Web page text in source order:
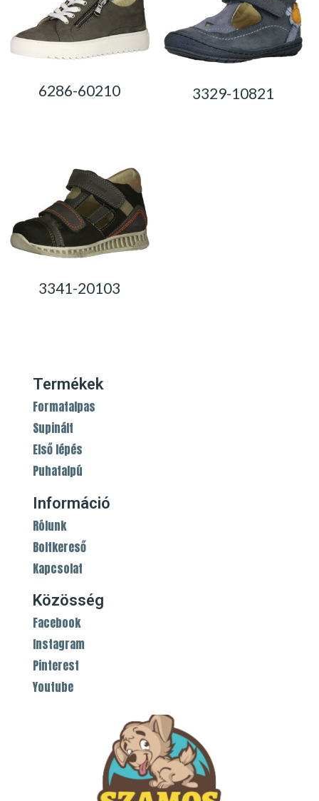
6286-60210 3329-10821
3341-20103
Termékek
Formatalpas
Supinált
Első lépés
Puhatalpú
Információ
Rólunk
Boltkereső
Kapcsolat
Közösség
Facebook
Instagram
Pinterest
Youtube